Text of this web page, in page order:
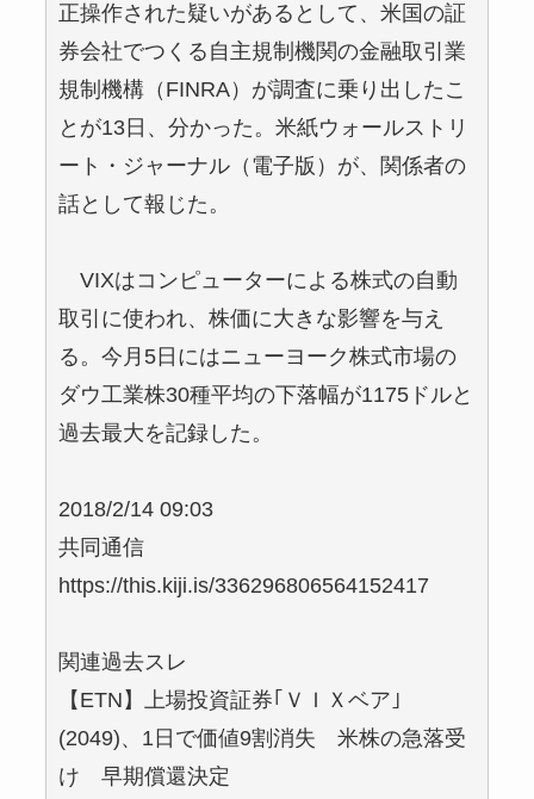
正操作された疑いがあるとして、米国の証
券会社でつくる自主規制機関の金融取引業
規制機構（FINRA）が調査に乗り出したこ
とが13日、分かった。米紙ウォールストリ
ート・ジャーナル（電子版）が、関係者の
話として報じた。
VIXはコンピューターによる株式の自動
取引に使われ、株価に大きな影響を与え
る。今月5日にはニューヨーク株式市場の
ダウ工業株30種平均の下落幅が1175ドルと
過去最大を記録した。
2018/2/14 09:03
共同通信
https://this.kiji.is/336296806564152417
関連過去スレ
【ETN】上場投資証券｢ＶＩＸベア｣
(2049)、1日で価値9割消失 米株の急落受
け 早期償還決定